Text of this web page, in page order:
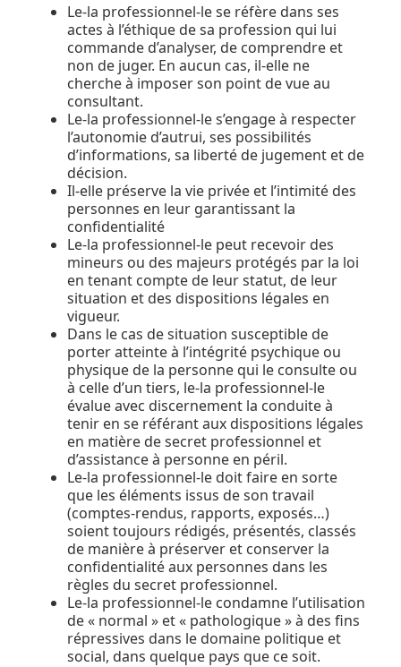
Le-la professionnel-le se réfère dans ses
actes à l’éthique de sa profession qui lui
commande d’analyser, de comprendre et
non de juger. En aucun cas, il-elle ne
cherche à imposer son point de vue au
consultant.
Le-la professionnel-le s’engage à respecter
l’autonomie d’autrui, ses possibilités
d’informations, sa liberté de jugement et de
décision.
Il-elle préserve la vie privée et l’intimité des
personnes en leur garantissant la
confidentialité
Le-la professionnel-le peut recevoir des
mineurs ou des majeurs protégés par la loi
en tenant compte de leur statut, de leur
situation et des dispositions légales en
vigueur.
Dans le cas de situation susceptible de
porter atteinte à l’intégrité psychique ou
physique de la personne qui le consulte ou
à celle d’un tiers, le-la professionnel-le
évalue avec discernement la conduite à
tenir en se référant aux dispositions légales
en matière de secret professionnel et
d’assistance à personne en péril.
Le-la professionnel-le doit faire en sorte
que les éléments issus de son travail
(comptes-rendus, rapports, exposés…)
soient toujours rédigés, présentés, classés
de manière à préserver et conserver la
confidentialité aux personnes dans les
règles du secret professionnel.
Le-la professionnel-le condamne l’utilisation
de « normal » et « pathologique » à des fins
répressives dans le domaine politique et
social, dans quelque pays que ce soit.